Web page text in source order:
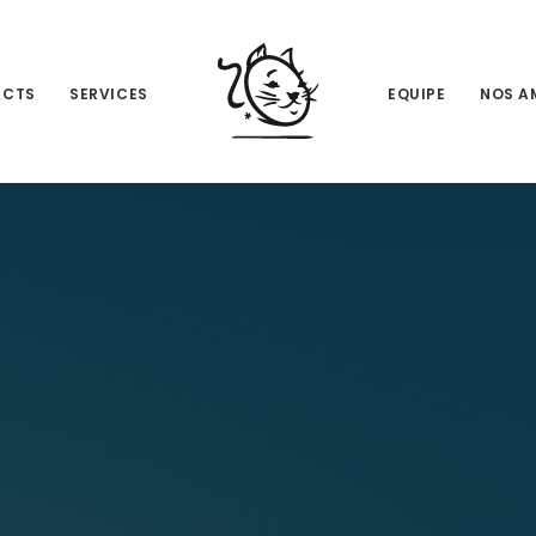
SERVICES EQUIPE NOS